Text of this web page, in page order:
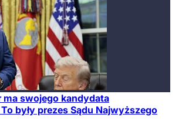
ma swojego kandydata
były prezes Sądu Najwyższego